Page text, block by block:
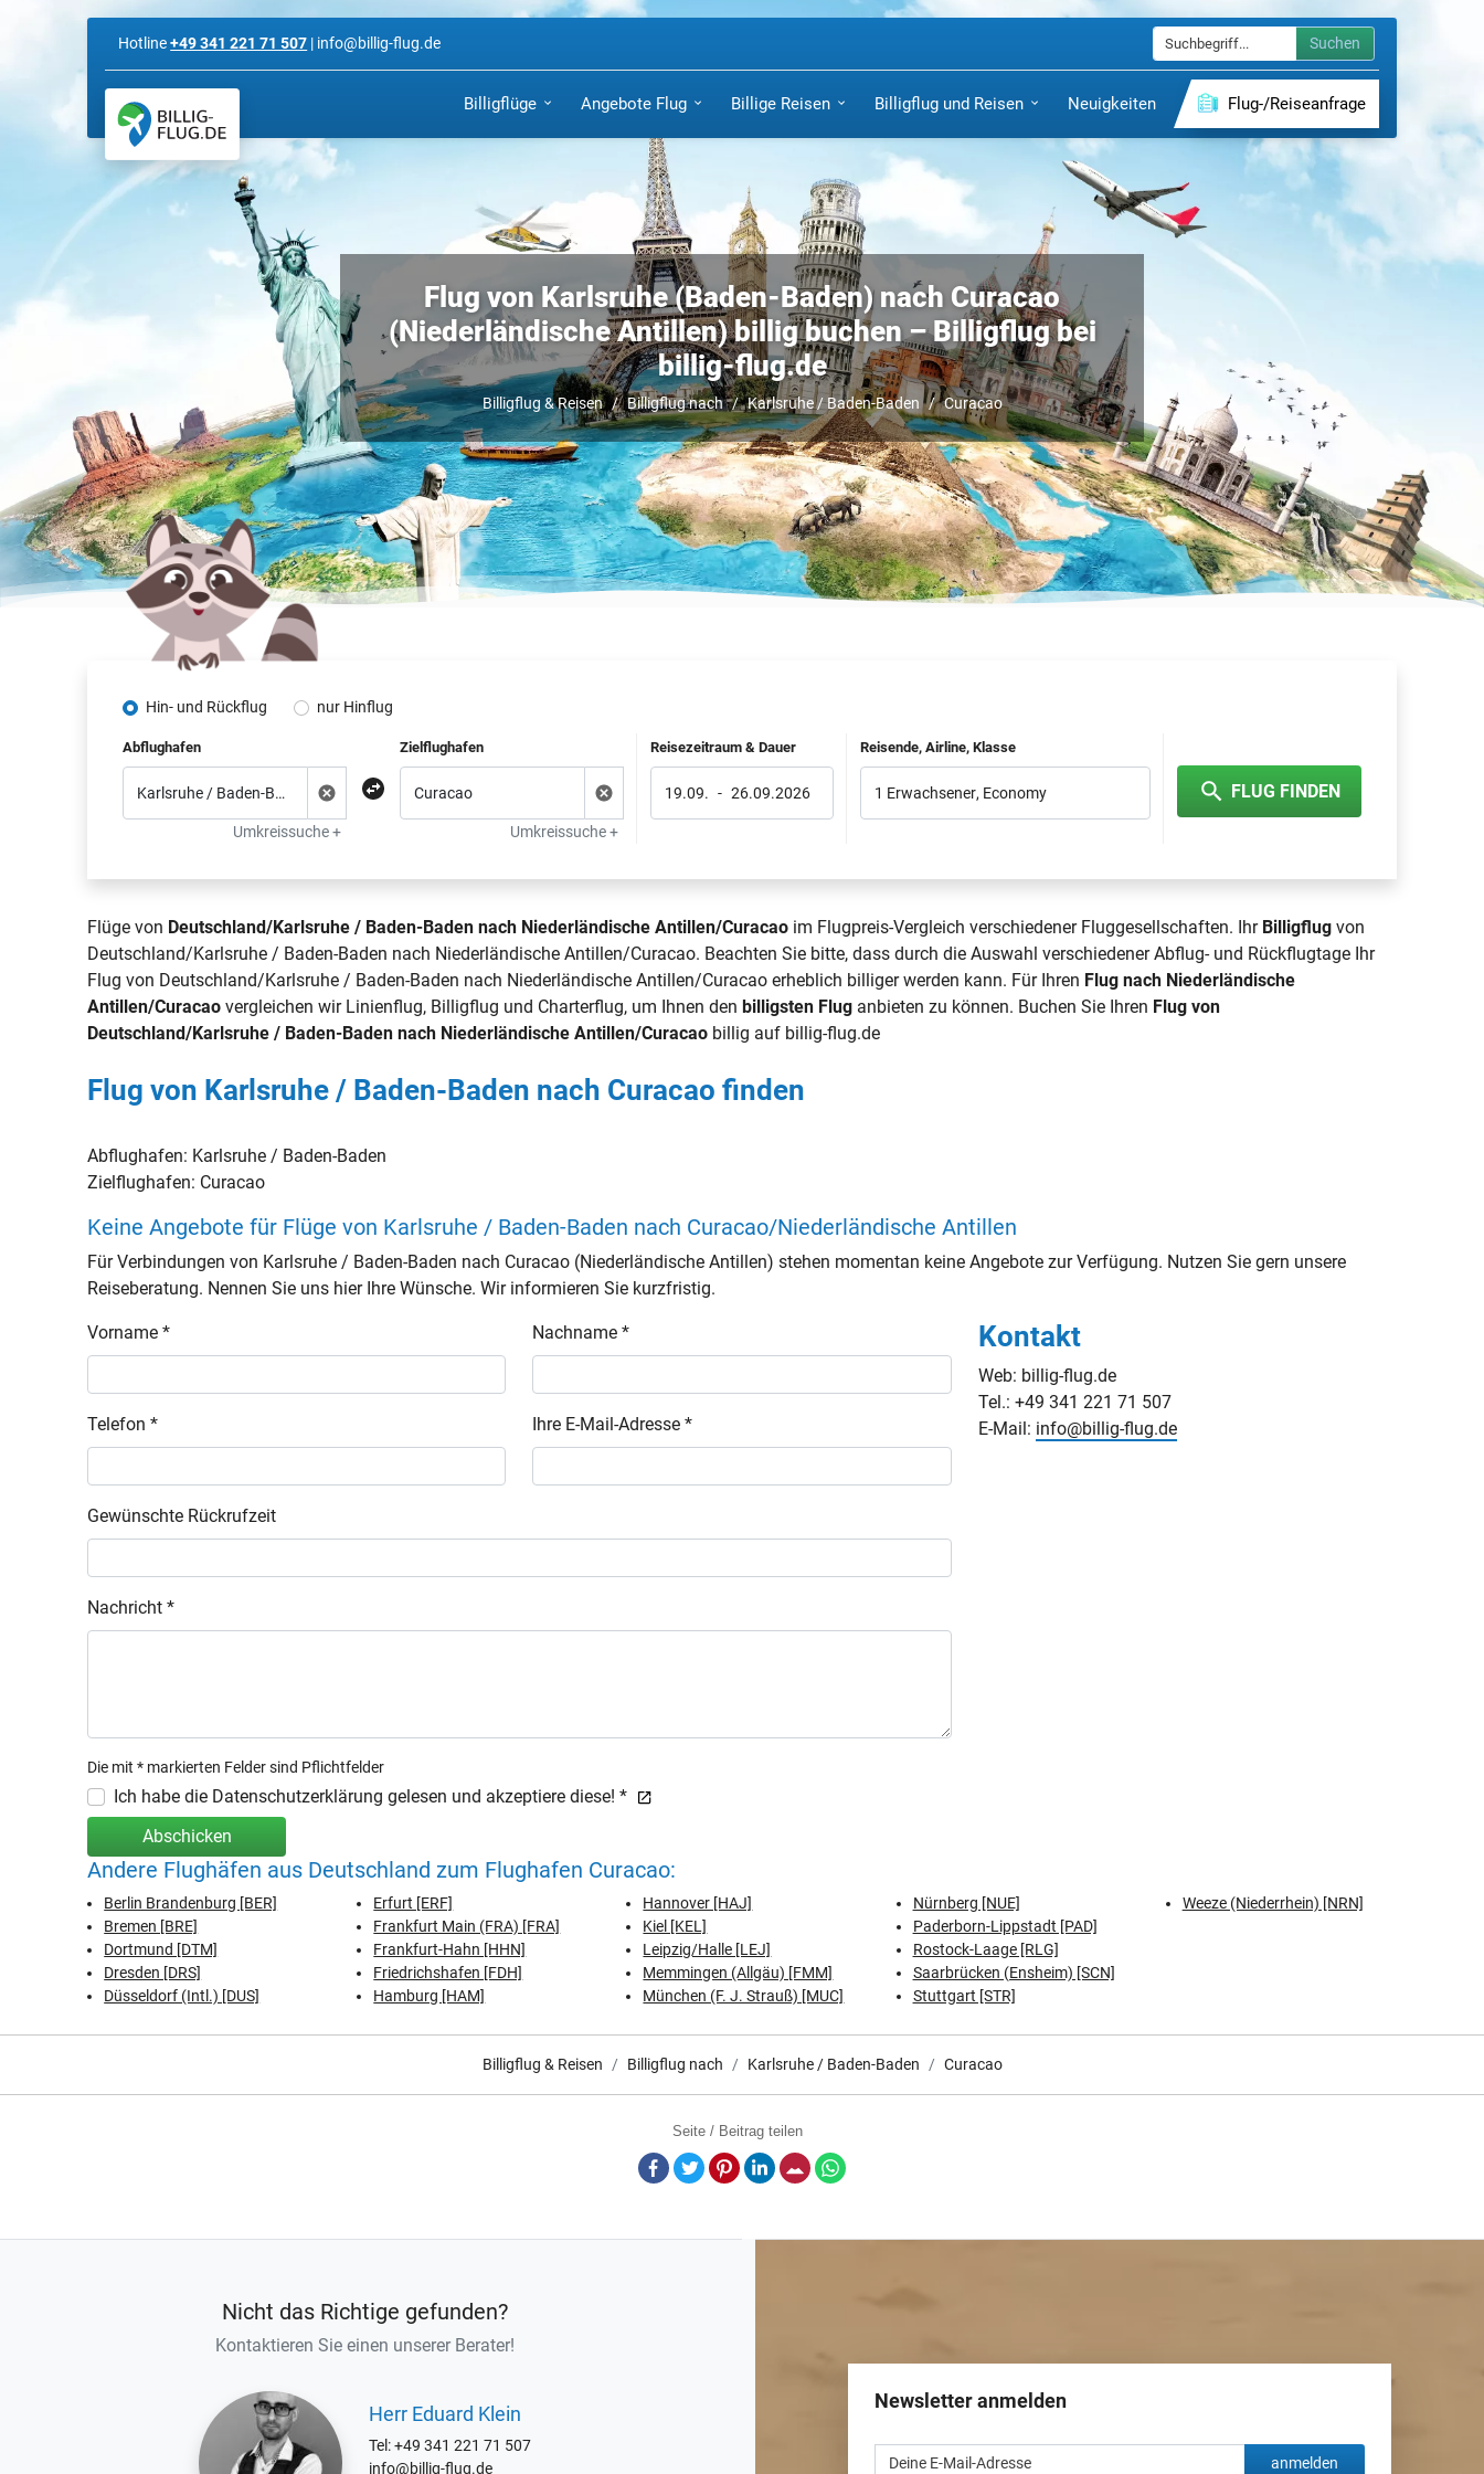
Hotline+49 341 221 71 507 | info@billig-flug.de Suchen
Billigflüge Angebote Flug Billige Reisen Billigflug und Reisen Neuigkeiten Flug-/Reiseanfrage
Flug von Karlsruhe (Baden-Baden) nach Curacao
(Niederländische Antillen) billig buchen – Billigflug bei
billig-flug.de
Billigflug & Reisen Billigflug nach Karlsruhe / Baden-Baden Curacao
Hin- und Rückflug nur Hinflug
Abflughafen
Umkreissuche +
Zielflughafen
Umkreissuche +
Reisezeitraum & Dauer
19.09. - 26.09.2026
Reisende, Airline, Klasse
1 Erwachsener, Economy FLUG FINDEN
Flüge von Deutschland/Karlsruhe / Baden-Baden nach Niederländische Antillen/Curacao im Flugpreis-Vergleich verschiedener Fluggesellschaften. Ihr Billigflug von
Deutschland/Karlsruhe / Baden-Baden nach Niederländische Antillen/Curacao. Beachten Sie bitte, dass durch die Auswahl verschiedener Abflug- und Rückflugtage Ihr
Flug von Deutschland/Karlsruhe / Baden-Baden nach Niederländische Antillen/Curacao erheblich billiger werden kann. Für Ihren Flug nach Niederländische
Antillen/Curacao vergleichen wir Linienflug, Billigflug und Charterflug, um Ihnen denbilligsten Flug anbieten zu können. Buchen Sie Ihren Flug von
Deutschland/Karlsruhe / Baden-Baden nach Niederländische Antillen/Curacao billig auf billig-flug.de
Flug von Karlsruhe / Baden-Baden nach Curacao finden
Abflughafen: Karlsruhe / Baden-Baden
Zielflughafen: Curacao
Keine Angebote für Flüge von Karlsruhe / Baden-Baden nach Curacao/Niederländische Antillen
Für Verbindungen von Karlsruhe / Baden-Baden nach Curacao (Niederländische Antillen) stehen momentan keine Angebote zur Verfügung. Nutzen Sie gern unsere
Reiseberatung. Nennen Sie uns hier Ihre Wünsche. Wir informieren Sie kurzfristig.
Vorname * Nachname *
Telefon * Ihre E-Mail-Adresse *
Gewünschte Rückrufzeit
Nachricht *
Die mit * markierten Felder sind Pflichtfelder
Ich habe die Datenschutzerklärung gelesen und akzeptiere diese! *
Abschicken
Kontakt
Web: billig-flug.de
Tel.: +49 341 221 71 507
E-Mail: info@billig-flug.de
Andere Flughäfen aus Deutschland zum Flughafen Curacao:
Berlin Brandenburg [BER]
Bremen [BRE]
Dortmund [DTM]
Dresden [DRS]
Düsseldorf (Intl.) [DUS]
Erfurt [ERF]
Frankfurt Main (FRA) [FRA]
Frankfurt-Hahn [HHN]
Friedrichshafen [FDH]
Hamburg [HAM]
Hannover [HAJ]
Kiel [KEL]
Leipzig/Halle [LEJ]
Memmingen (Allgäu) [FMM]
München (F. J. Strauß) [MUC]
Nürnberg [NUE]
Paderborn-Lippstadt [PAD]
Rostock-Laage [RLG]
Saarbrücken (Ensheim) [SCN]
Stuttgart [STR]
Weeze (Niederrhein) [NRN]
Billigflug & Reisen Billigflug nach Karlsruhe / Baden-Baden Curacao
Seite / Beitrag teilen
Facebook
TwitterPinterestLinkedInE-Mail
Nicht das Richtige gefunden?
Kontaktieren Sie einen unserer Berater!
Herr Eduard Klein
Tel: +49 341 221 71 507
info@billig-flug.de
Newsletter anmelden
anmelden